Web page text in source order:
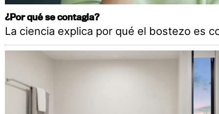
¿Por qué se contagia?
La ciencia explica por qué el bostezo es